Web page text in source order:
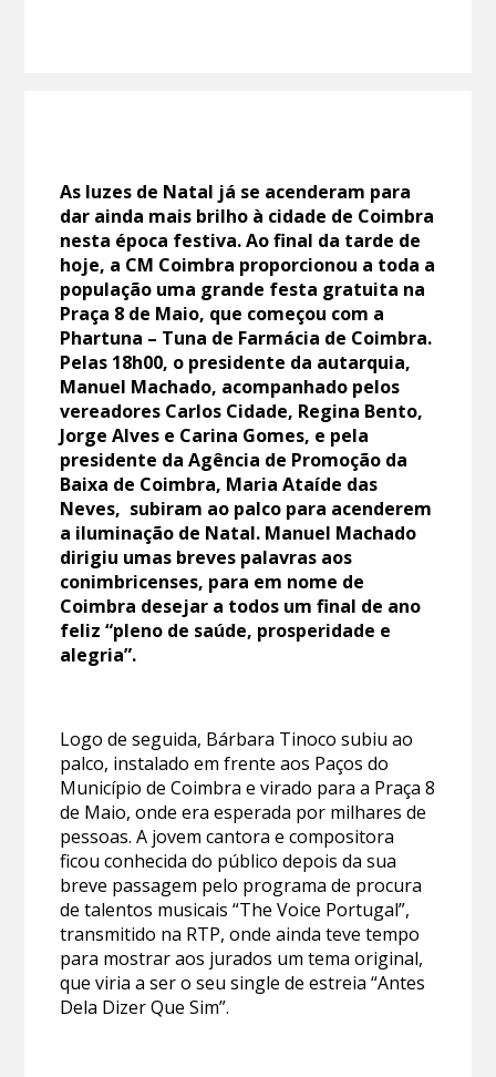
As luzes de Natal já se acenderam para
dar ainda mais brilho à cidade de Coimbra
nesta época festiva. Ao final da tarde de
hoje, a CM Coimbra proporcionou a toda a
população uma grande festa gratuita na
Praça 8 de Maio, que começou com a
Phartuna – Tuna de Farmácia de Coimbra.
Pelas 18h00, o presidente da autarquia,
Manuel Machado, acompanhado pelos
vereadores Carlos Cidade, Regina Bento,
Jorge Alves e Carina Gomes, e pela
presidente da Agência de Promoção da
Baixa de Coimbra, Maria Ataíde das
Neves, subiram ao palco para acenderem
a iluminação de Natal. Manuel Machado
dirigiu umas breves palavras aos
conimbricenses, para em nome de
Coimbra desejar a todos um final de ano
feliz “pleno de saúde, prosperidade e
alegria”.
Logo de seguida, Bárbara Tinoco subiu ao
palco, instalado em frente aos Paços do
Município de Coimbra e virado para a Praça 8
de Maio, onde era esperada por milhares de
pessoas. A jovem cantora e compositora
ficou conhecida do público depois da sua
breve passagem pelo programa de procura
de talentos musicais “The Voice Portugal”,
transmitido na RTP, onde ainda teve tempo
para mostrar aos jurados um tema original,
que viria a ser o seu single de estreia “Antes
Dela Dizer Que Sim”.